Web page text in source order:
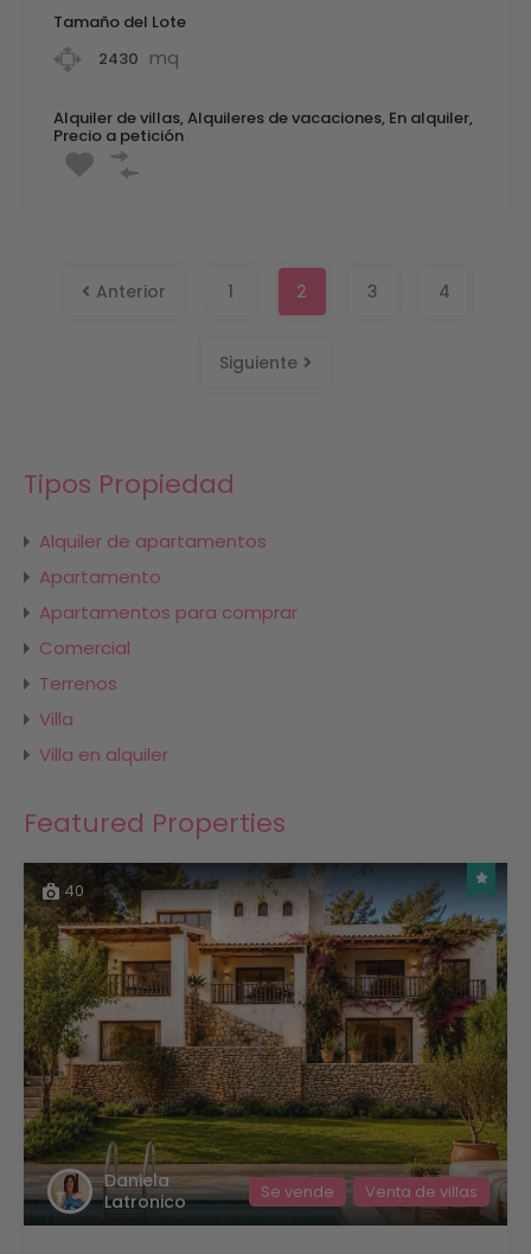
Tamaño del Lote
2430 mq
Alquiler de villas, Alquileres de vacaciones, En alquiler,
Precio a petición
Anterior 1 2 3 4
Siguiente
Tipos Propiedad
Alquiler de apartamentos
Apartamento
Apartamentos para comprar
Comercial
Terrenos
Villa
Villa en alquiler
Featured Properties
40
Daniela
Latronico
Se vende Venta de villas